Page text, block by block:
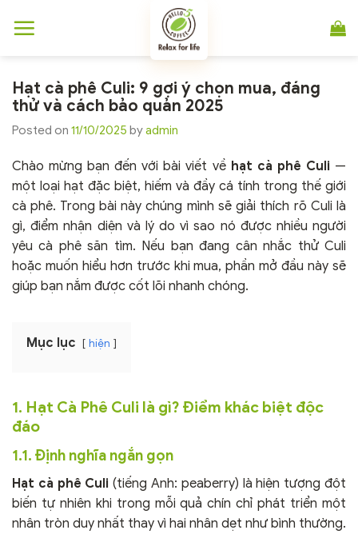
đến
Hạt cà phê Culi: 9 gợi ý chọn mua, đáng
thử và cách bảo quản 2025
Posted on 11/10/2025 byadmin
Chào mừng bạn đến với bài viết về hạt cà phê Culi —
một loại hạt đặc biệt, hiếm và đầy cá tính trong thế giới
cà phê. Trong bài này chúng mình sẽ giải thích rõ Culi là
gì, điểm nhận diện và lý do vì sao nó được nhiều người
yêu cà phê săn tìm. Nếu bạn đang cân nhắc thử Culi
hoặc muốn hiểu hơn trước khi mua, phần mở đầu này sẽ
giúp bạn nắm được cốt lõi nhanh chóng.
Mục lục hiện
1. Hạt Cà Phê Culi là gì? Điểm khác biệt độc
đáo
1.1. Định nghĩa ngắn gọn
Hạt cà phê Culi (tiếng Anh: peaberry) là hiện tượng đột
biến tự nhiên khi trong mỗi quả chín chỉ phát triển một
nhân tròn duy nhất thay vì hai nhân dẹt như bình thường.